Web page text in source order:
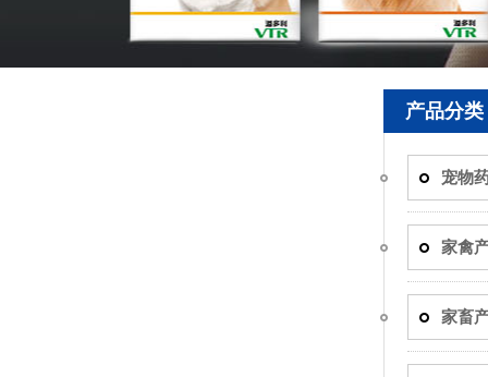
产品分类
宠物
家禽
家畜